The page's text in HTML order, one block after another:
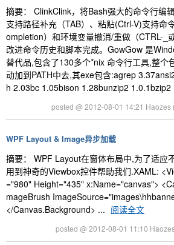
摘要： ClinkClink，将Bash强大的命令行编
支持路径补充（TAB）、粘贴(Ctrl-V)支持命
ompletion）和环境变量撤消/重做（CTRL-_
改进命令历史和脚本完成。GowGow 是
替代品,包含了130多个*nix 命令行工具,整个
动加到PATH中去,其exe包含:agrep
h 2.03bc 1.05bison 1.28bunzip2 1.0.1bzip2
posted @ 2012-08-01 14:21 Haozes
WPF Layout & Image异步加载
摘要： WPF Layout在窗体布局中,为了适应
用到神奇的Viewbox控件帮助我们.XAML:
="980" Height="435" x:Name="canvas">
mageBrush
</Canvas.Background> ... 阅读全文
posted @ 2012-08-01 11:10